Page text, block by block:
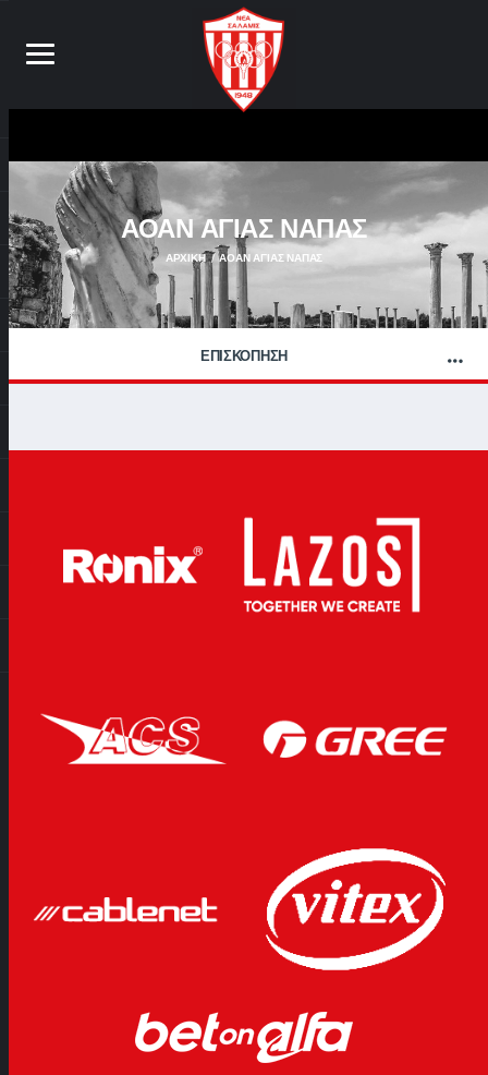
ΑΟΑΝ ΑΓΙΑΣ ΝΑΠΑΣ
ΑΡΧΙΚΉ ΑΟΑΝ ΑΓΙΑΣ ΝΑΠΑΣ
ΕΠΙΣΚΟΠΗΣΗ